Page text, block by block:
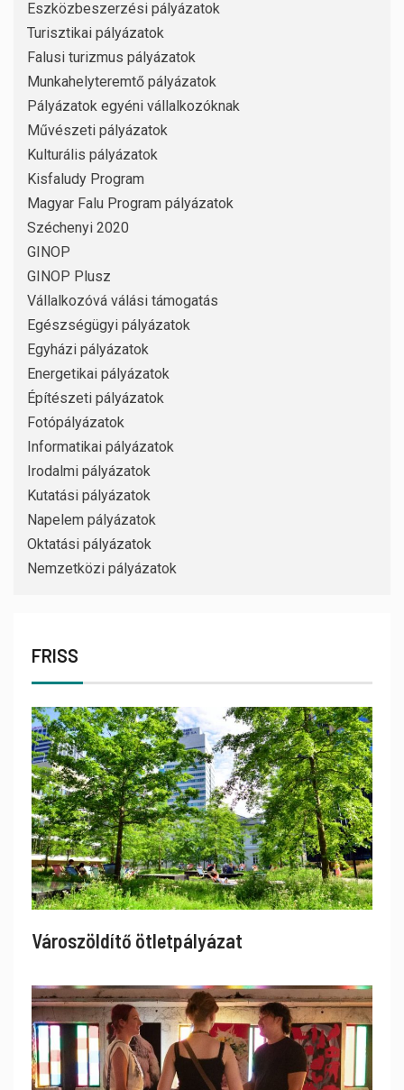
Eszközbeszerzési pályázatok
Turisztikai pályázatok
Falusi turizmus pályázatok
Munkahelyteremtő pályázatok
Pályázatok egyéni vállalkozóknak
Művészeti pályázatok
Kulturális pályázatok
Kisfaludy Program
Magyar Falu Program pályázatok
Széchenyi 2020
GINOP
GINOP Plusz
Vállalkozóvá válási támogatás
Egészségügyi pályázatok
Egyházi pályázatok
Energetikai pályázatok
Építészeti pályázatok
Fotópályázatok
Informatikai pályázatok
Irodalmi pályázatok
Kutatási pályázatok
Napelem pályázatok
Oktatási pályázatok
Nemzetközi pályázatok
FRISS
Városzöldítő ötletpályázat